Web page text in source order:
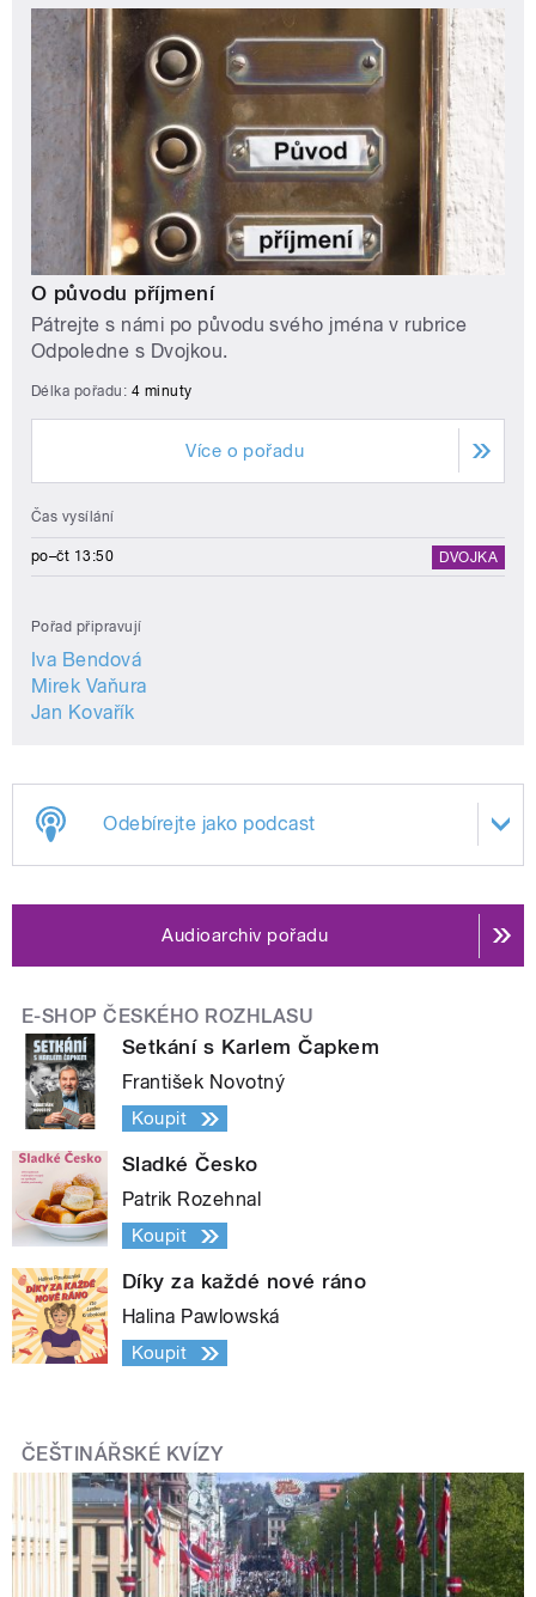
O původu příjmení
Pátrejte s námi po původu svého jména v rubrice
Odpoledne s Dvojkou.
Délka pořadu: 4 minuty
Více o pořadu
Čas vysílání
po–čt 13:50 DVOJKA
Pořad připravují
Iva Bendová
Mirek Vaňura
Jan Kovařík
Odebírejte jako podcast
Audioarchiv pořadu
E-SHOP ČESKÉHO ROZHLASU
Setkání s Karlem Čapkem
František Novotný
Koupit
Sladké Česko
Patrik Rozehnal
Koupit
Díky za každé nové ráno
Halina Pawlowská
Koupit
ČEŠTINÁŘSKÉ KVÍZY